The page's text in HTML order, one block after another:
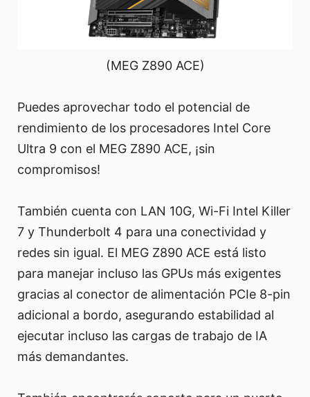
(MEG Z890 ACE)
Puedes aprovechar todo el potencial de
rendimiento de los procesadores Intel Core
Ultra 9 con el MEG Z890 ACE, ¡sin
compromisos!
También cuenta con LAN 10G, Wi-Fi Intel Killer
7 y Thunderbolt 4 para una conectividad y
redes sin igual. El MEG Z890 ACE está listo
para manejar incluso las GPUs más exigentes
gracias al conector de alimentación PCIe 8-pin
adicional a bordo, asegurando estabilidad al
ejecutar incluso las cargas de trabajo de IA
más demandantes.